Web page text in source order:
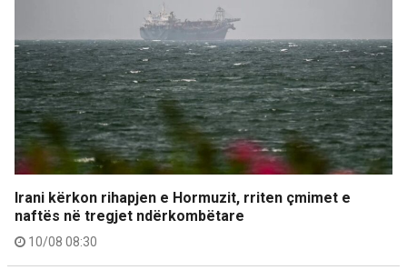
Irani kërkon rihapjen e Hormuzit, rriten çmimet e
naftës në tregjet ndërkombëtare
10/08 08:30